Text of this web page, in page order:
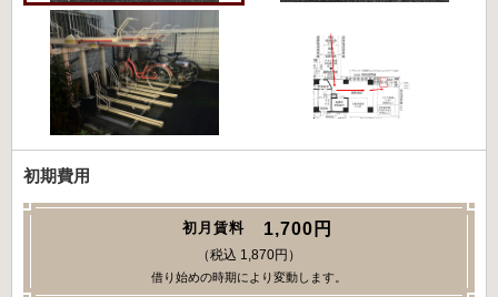
初期費用
初月賃料 1,700円
（税込 1,870円）
借り始めの時期により変動します。